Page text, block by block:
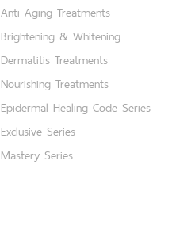
Anti Aging Treatments
Brightening & Whitening
Dermatitis Treatments
Nourishing Treatments
Epidermal Healing Code Series
Exclusive Series
Mastery Series